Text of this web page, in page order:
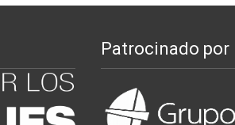
Patrocinado por